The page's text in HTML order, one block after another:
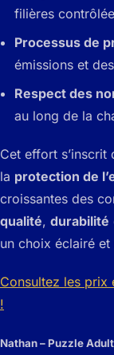
filières
Processus de
émissions et
Respect des
au long de la
Cet effort
la protection de
croissantes des
qualité, durabilité
un choix éclairé
Consultez les prix
!
Nathan – Puzzle